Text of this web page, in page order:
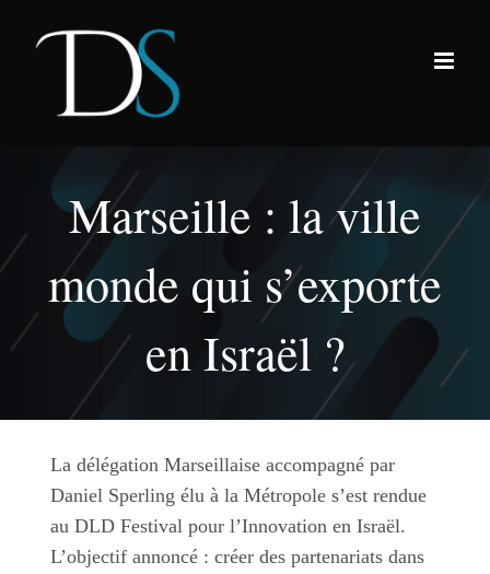
Marseille : la ville
monde qui s’exporte
en Israël ?
La délégation Marseillaise accompagné par
Daniel Sperling élu à la Métropole s’est rendue
au DLD Festival pour l’Innovation en Israël.
L’objectif annoncé : créer des partenariats dans